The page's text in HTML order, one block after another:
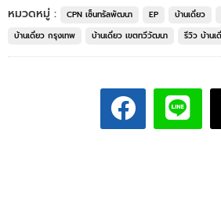
หมวดหมู่ :
CPN เซ็นทรัลพัฒนา EP บ้านเดี่ยว
บ้านเดี่ยว กรุงเทพ
บ้านเดี่ยว เขตทวีวัฒนา รีวิว บ้านเ